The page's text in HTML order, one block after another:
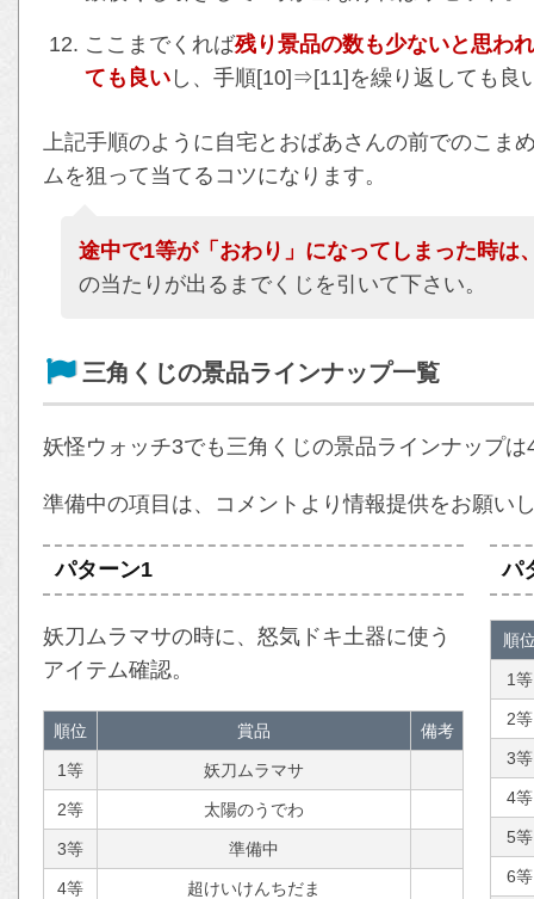
ここまでくれば残り景品の数も少ないと思わ
ても良い し、手順[10]⇒[11]を繰り返しても良
上記手順のように自宅とおばあさんの前でのこま
ムを狙って当てるコツになります。
途中で1等が「おわり」になってしまった時は
の当たりが出るまでくじを引いて下さい。
三角くじの景品ラインナップ一覧
妖怪ウォッチ3でも三角くじの景品ラインナップ
準備中の項目は、コメントより情報提供をお願い
パターン1
妖刀ムラマサの時に、怒気ドキ土器に使う
アイテム確認。
順位 賞品 備考
1等 妖刀ムラマサ
2等 太陽のうでわ
3等 準備中
4等 超けいけんちだま
パ
順
1等
2等
3等
4等
5等
6等